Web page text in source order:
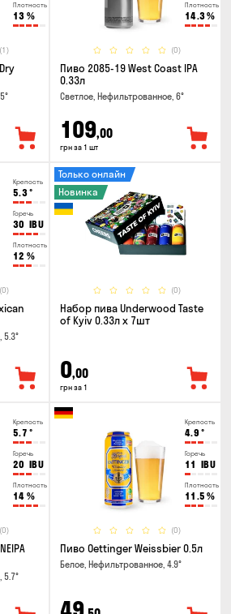
Плотность
13 %
(1)
Плотность
14.3%
(0)
Пиво 2085-19 West Coast IPA
0.33л
Светлое, Нефильтрованное, 6°
109,00
грн за 1 шт
Крепость
5.3°
Горечь
30 IBU
Плотность
12 %
(0)
5.3°
(0)
Только онлайн
Новинка
Набор пива Underwood Taste
of Kyiv 0.33л x 7шт
0,00
грн за 1
Крепость
5.7 °
Горечь
20 IBU
Плотность
14 %
(0)
5.7°
Крепость
4.9 °
Горечь
11 IBU
Плотность
11.5 %
(0)
Пиво Oettinger Weissbier 0.5л
Белое, Нефильтрованное, 4.9°